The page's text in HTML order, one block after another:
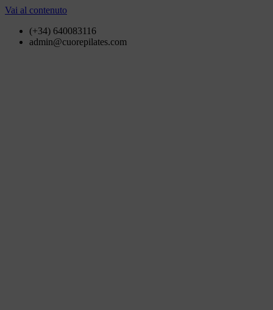
Vai al contenuto
(+34) 640083116
admin@cuorepilates.com